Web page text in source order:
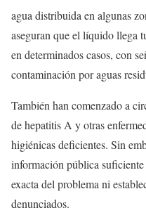
agua distribuida en algunas
aseguran que el líquido llega
en determinados casos, con
contaminación por aguas
También han comenzado a
de hepatitis A y otras
higiénicas deficientes. Sin
información pública
exacta del problema ni
denunciados.